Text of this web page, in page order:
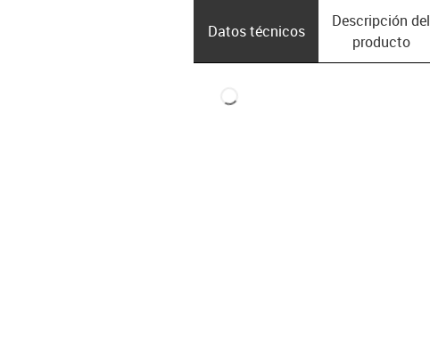
Datos técnicos
Descripción del
producto